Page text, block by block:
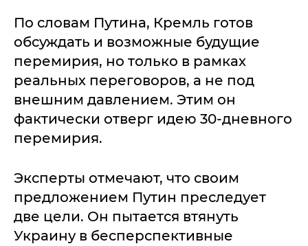
По словам Путина, Кремль готов
обсуждать и возможные будущие
перемирия, но только в рамках
реальных переговоров, а не под
внешним давлением. Этим он
фактически отверг идею 30-дневного
перемирия.
Эксперты отмечают, что своим
предложением Путин преследует
две цели. Он пытается втянуть
Украину в бесперспективные